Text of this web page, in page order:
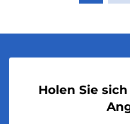
Holen Sie